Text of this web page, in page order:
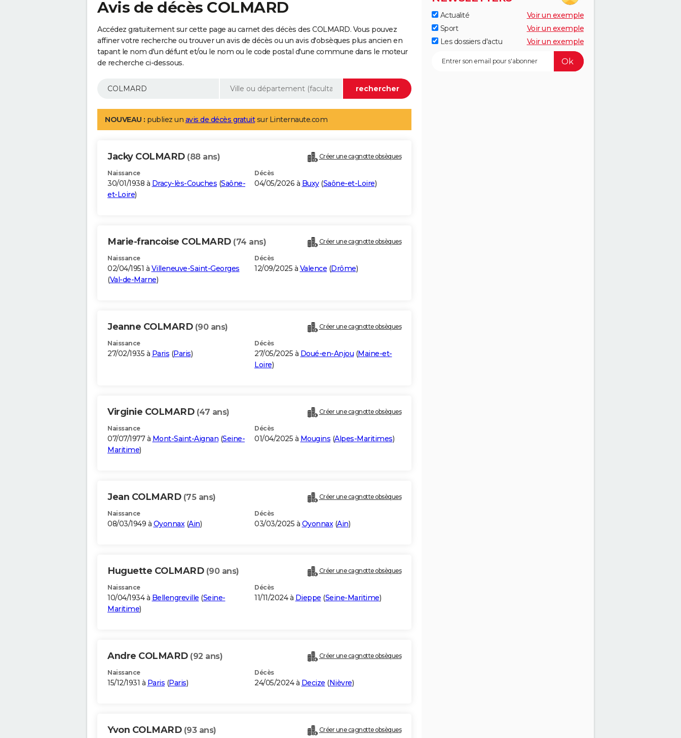
Avis de décès COLMARD
Accédez gratuitement sur cette page au carnet des décès des COLMARD. Vous pouvez
affiner votre recherche ou trouver un avis de décès ou un avis d'obsèques plus ancien en
tapant le nom d'un défunt et/ou le nom ou le code postal d'une commune dans le moteur
de recherche ci-dessous.
NOUVEAU : publiez un avis de décès gratuitsur Linternaute.com
Jacky COLMARD (88 ans) Créer une cagnotte obsèques
Naissance
30/01/1938 à Dracy-lès-Couches (Saône-
et-Loire)
Décès
04/05/2026 à Buxy(Saône-et-Loire)
Marie-francoise COLMARD (74 ans) Créer une cagnotte obsèques
Naissance
02/04/1951 à Villeneuve-Saint-Georges
(Val-de-Marne)
Décès
12/09/2025 à Valence (Drôme)
Jeanne COLMARD (90 ans) Créer une cagnotte obsèques
Naissance
27/02/1935 à Paris (Paris)
Décès
27/05/2025 à Doué-en-Anjou (Maine-et-
Loire)
Virginie COLMARD (47 ans) Créer une cagnotte obsèques
Naissance
07/07/1977 à Mont-Saint-Aignan (Seine-
Maritime)
Décès
01/04/2025 à Mougins (Alpes-Maritimes)
Jean COLMARD (75 ans) Créer une cagnotte obsèques
Naissance
08/03/1949 à Oyonnax(Ain)
Décès
03/03/2025 à Oyonnax(Ain)
Huguette COLMARD (90 ans) Créer une cagnotte obsèques
Naissance
10/04/1934 à Bellengreville (Seine-
Maritime)
Décès
11/11/2024 à Dieppe (Seine-Maritime)
Andre COLMARD (92 ans) Créer une cagnotte obsèques
Naissance
15/12/1931 à Paris (Paris)
Décès
24/05/2024 à Decize (Nièvre)
Yvon COLMARD (93 ans) Créer une cagnotte obsèques
Actualité
Voir un exemple
Sport
Voir un exemple
Les dossiers d'actu
Voir un exemple